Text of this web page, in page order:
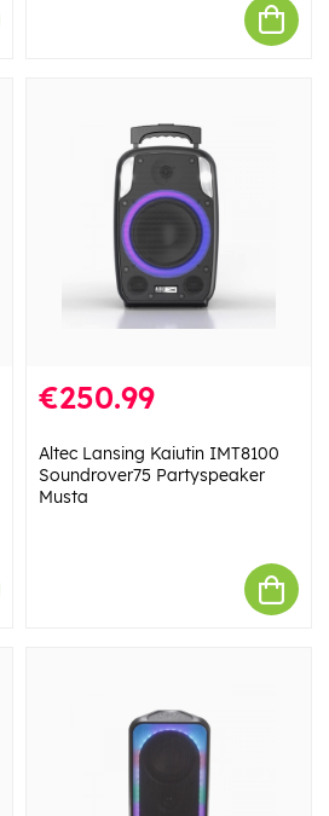
€250.99
Altec Lansing Kaiutin IMT8100
Soundrover75 Partyspeaker
Musta